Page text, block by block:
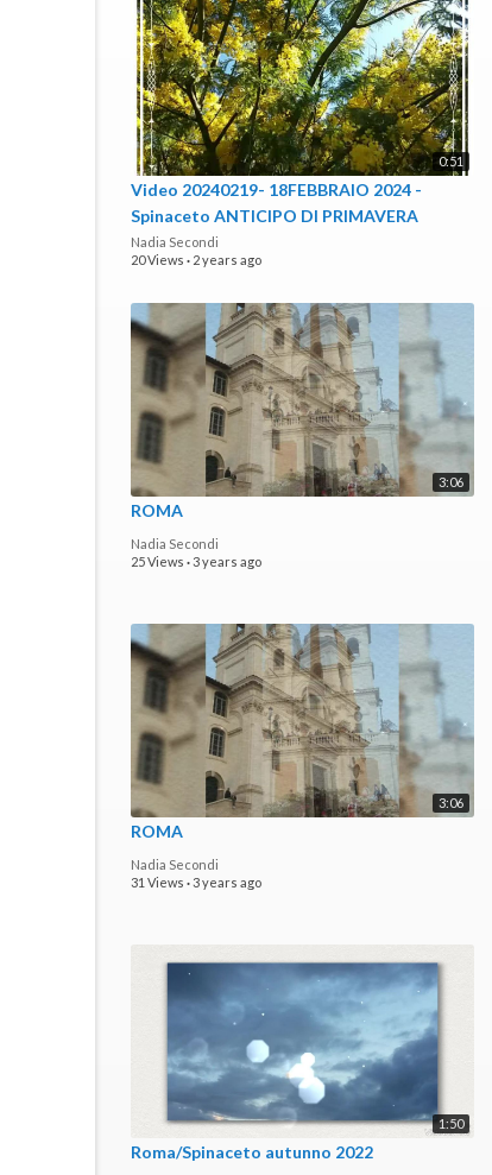
0:51
Video 20240219- 18FEBBRAIO 2024 -
Spinaceto ANTICIPO DI PRIMAVERA
Nadia Secondi
20 Views · 2 years ago
3:06
ROMA
Nadia Secondi
25 Views ·3 years ago
3:06
ROMA
Nadia Secondi
31 Views ·3 years ago
1:50
Roma/Spinaceto autunno 2022